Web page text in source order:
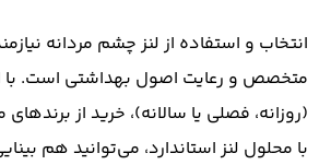
انتخاب و استفاده از لنز چشم مردانه
متخصص و رعایت اصول بهداشتی است. با
(روزانه، فصلی یا سالانه)، خرید از برندهای
با محلول لنز استاندارد، می‌توانید هم